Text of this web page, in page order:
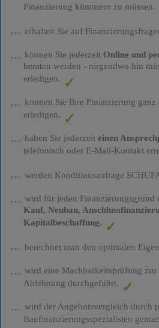
Finanzierung kümmern zu müssen.
erhalten Sie auf
können Sie jederzeit Online und
beraten werden - nirgendwo hin
erledigen.
können Sie Ihre Finanzierung
erledigen.
haben Sie jederzeit einen
telefonisch oder E-Mail-Kontakt
werden Konditionsanfrage
wird für jeden Finanzierungsgrund
Kauf, Neubau,
Kapitalbeschaffung.
berechnet man den optimalen
wird eine Machbarkeitsprüfung zur
Ablehnung durchgeführt.
wird der Angebotsvergleich durch
Baufinanzierungsspezialisten